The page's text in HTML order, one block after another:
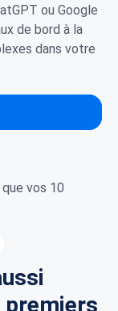
ou Google
de bord à la
dans votre
premiers